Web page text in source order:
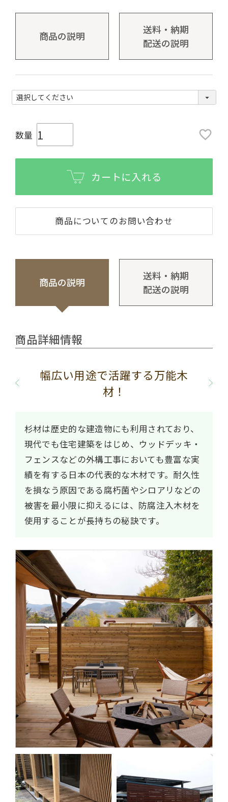
商品の説明
送料・納期
配送の説明
カートに入れる
商品についてのお問い合わせ
商品の説明
送料・納期
配送の説明
商品詳細情報
幅広い用途で活躍する万能木
材！
杉材は歴史的な建造物にも利用されており、
現代でも住宅建築をはじめ、ウッドデッキ・
フェンスなどの外構工事においても豊富な実
績を有する日本の代表的な木材です。耐久性
を損なう原因である腐朽菌やシロアリなどの
被害を最小限に抑えるには、防腐注入木材を
使用することが長持ちの秘訣です。